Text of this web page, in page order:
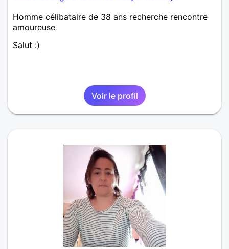
Homme célibataire de 38 ans recherche rencontre
amoureuse
Salut :)
Voir le profil